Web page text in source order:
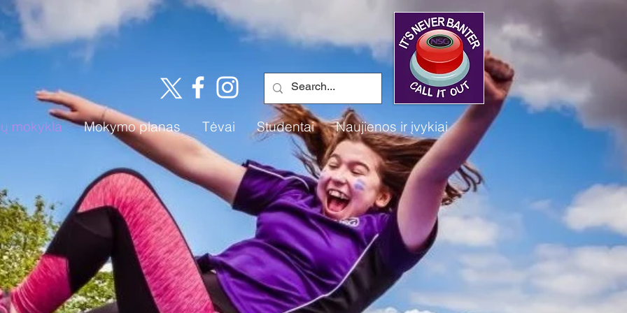
mokykla Mokymo planas Tėvai Studentai Naujienos ir įvykiai